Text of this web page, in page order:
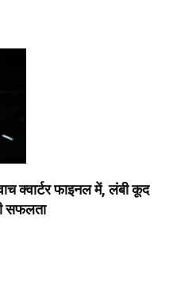
क्वार्टर फाइनल में, लंबी कूद
सफलता